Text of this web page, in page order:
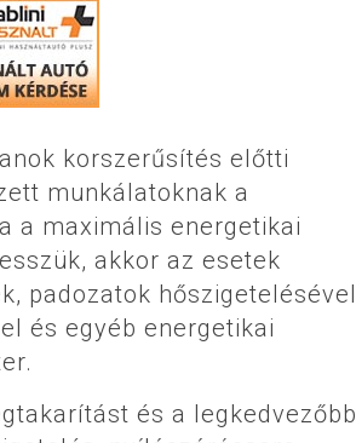
korszerűsítés előtti
munkálatoknak a
a maximális energetikai
akkor az esetek
padozatok hőszigetelésével
és egyéb energetikai
és a legkedvezőbb